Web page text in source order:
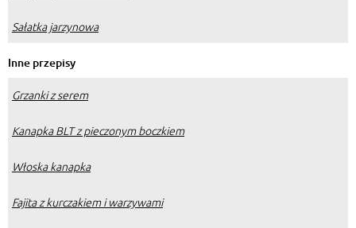
Sałatka jarzynowa
Inne przepisy
Grzanki z serem
Kanapka BLT z pieczonym boczkiem
Włoska kanapka
Fajita z kurczakiem i warzywami